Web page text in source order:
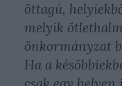
öttagú,
melyik
önkormányzat
Ha a